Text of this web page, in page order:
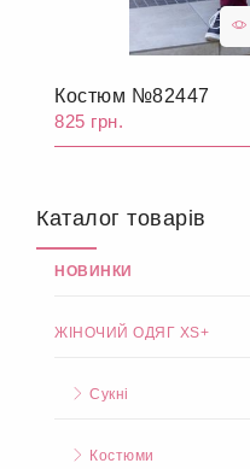
Костюм №82447
825 грн.
Каталог товарів
НОВИНКИ
ЖІНОЧИЙ ОДЯГ XS+
Сукні
Костюми